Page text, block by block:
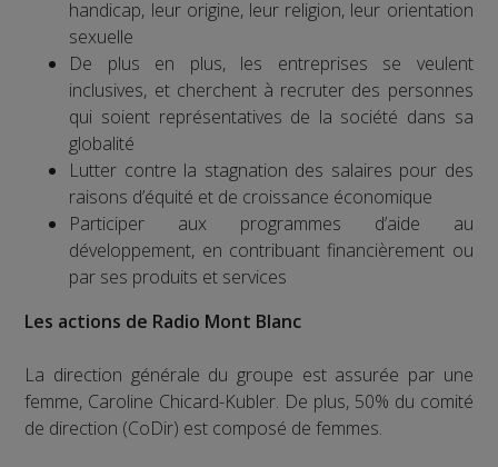
handicap, leur origine, leur religion, leur orientation
sexuelle
De plus en plus, les entreprises se veulent
inclusives, et cherchent à recruter des personnes
qui soient représentatives de la société dans sa
globalité
Lutter contre la stagnation des salaires pour des
raisons d’équité et de croissance économique
Participer aux programmes d’aide au
développement, en contribuant financièrement ou
par ses produits et services
Les actions de Radio Mont Blanc
La direction générale du groupe est assurée par une
femme, Caroline Chicard-Kubler. De plus, 50% du comité
de direction (CoDir) est composé de femmes.